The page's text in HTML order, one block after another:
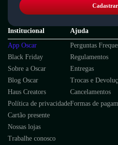
Institucional
App Oscar
Black Friday
Sobre a Oscar
Blog Oscar
Haus Creators
Política de privacidade
Cartão presente
Nossas lojas
Trabalhe conosco
Ajuda
Perguntas
Regulamentos
Entregas
Trocas e
Cancelamentos
Formas de